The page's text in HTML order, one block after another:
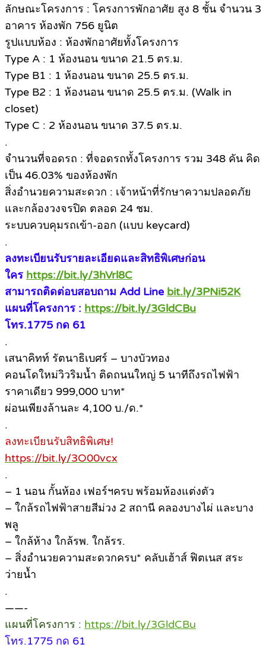
ลักษณะโครงการ : โครงการพักอาศัย สูง 8 ชั้น จำนวน 3
อาคาร ห้องพัก 756 ยูนิต
รูปแบบห้อง : ห้องพักอาศัยทั้งโครงการ
Type A : 1 ห้องนอน ขนาด 21.5 ตร.ม.
Type B1 : 1 ห้องนอน ขนาด 25.5 ตร.ม.
Type B2 : 1 ห้องนอน ขนาด 25.5 ตร.ม. (Walk in
closet)
Type C : 2 ห้องนอน ขนาด 37.5 ตร.ม.
.
จำนวนที่จอดรถ : ที่จอดรถทั้งโครงการ รวม 348 คัน คิด
เป็น 46.03% ของห้องพัก
สิ่งอำนวยความสะดวก : เจ้าหน้าที่รักษาความปลอดภัย
และกล้องวงจรปิด ตลอด 24 ชม.
ระบบควบคุมรถเข้า-ออก (แบบ keycard)
.
ลงทะเบียนรับรายละเอียดและสิทธิพิเศษก่อน
ใคร https://bit.ly/3hVrl8C
สามารถติดต่อบสอบถาม Add Line bit.ly/3PNi52K
แผนที่โครงการ : https://bit.ly/3GldCBu
โทร.1775 กด 61
.
เสนาคิทท์ รัตนาธิเบศร์ – บางบัวทอง
คอนโดใหม่วิวริมน้ำ ติดถนนใหญ่ 5 นาทีถึงรถไฟฟ้า
ราคาเดียว 999,000 บาท*
ผ่อนเพียงล้านละ 4,100 บ./ด.*
.
ลงทะเบียนรับสิทธิพิเศษ!
https://bit.ly/3O00vcx
.
– 1 นอน กั้นห้อง เฟอร์ฯครบ พร้อมห้องแต่งตัว
– ใกล้รถไฟฟ้าสายสีม่วง 2 สถานี คลองบางไผ่ และบาง
พลู
– ใกล้ห้าง ใกล้รพ. ใกล้รร.
– สิ่งอำนวยความสะดวกครบ* คลับเฮ้าส์ ฟิตเนส สระ
ว่ายน้ำ
.
——-
แผนที่โครงการ : https://bit.ly/3GldCBu
โทร.1775 กด 61